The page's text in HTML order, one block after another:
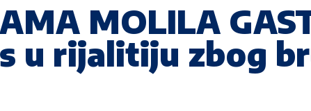
MOLILA
u rijalitiju zbog